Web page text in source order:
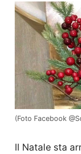
(Foto Facebook
Il Natale sta